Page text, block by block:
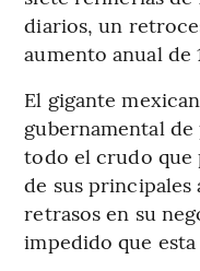
diarios, un
aumento anual de
El gigante
gubernamental
todo el crudo que
de sus
retrasos en su
impedido que